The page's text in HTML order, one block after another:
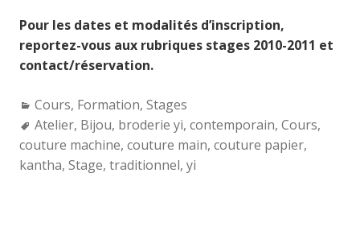
Pour les dates et modalités d’inscription,
reportez-vous aux rubriques stages 2010-2011 et
contact/réservation.
Categories:
Cours, Formation, Stages
Tags:
Atelier, Bijou, broderie yi, contemporain, Cours,
couture machine, couture main, couture papier,
kantha, Stage, traditionnel, yi